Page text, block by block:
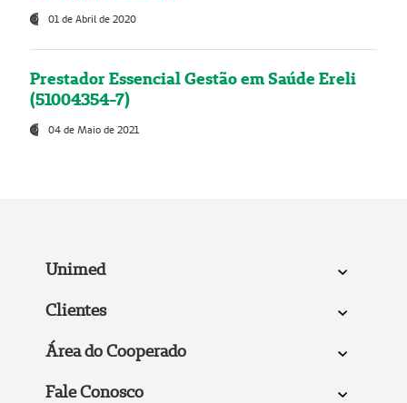
01 de Abril de 2020
Prestador Essencial Gestão em Saúde Ereli
(51004354-7)
04 de Maio de 2021
Unimed
Clientes
Área do Cooperado
Fale Conosco